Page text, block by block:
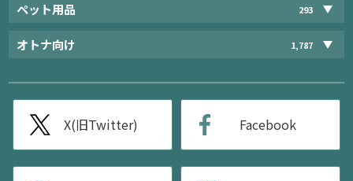
ペット用品 293
オトナ向け 1,787
X(旧Twitter) Facebook